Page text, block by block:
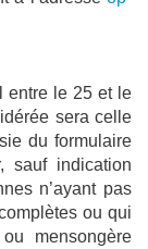
entre le 25 et le
sera celle
du formulaire
sauf indication
n’ayant pas
ou qui
mensongère